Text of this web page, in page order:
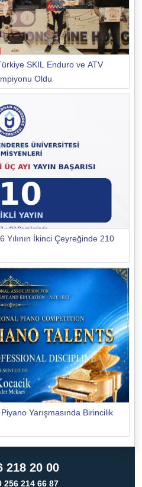
SKIL Enduro ve ATV
Oldu
İkinci Çeyreğinde 210
Yarışmasında Birincilik
218 20 00
256 214 66 87